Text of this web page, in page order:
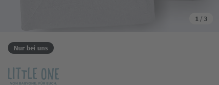
1 / 3
Nur bei uns